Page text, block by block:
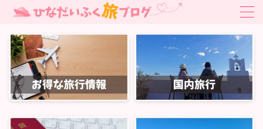
MENU
お得旅行・旅クーポン